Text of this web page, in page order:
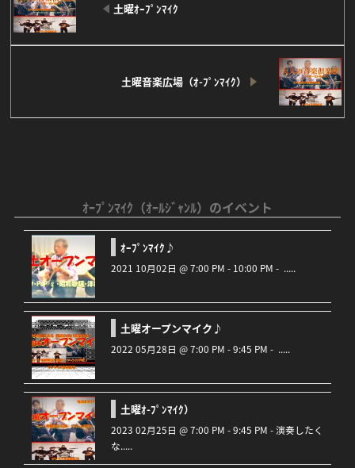
土曜ｵｰﾌﾟﾝﾏｲｸ
土曜音楽広場（ｵ-ﾌﾟﾝﾏｲｸ）
ｵｰﾌﾟﾝﾏｲｸ（ｵｰﾙｼﾞｬﾝﾙ）のイベント
ｵｰﾌﾟﾝﾏｲｸ♪
2021 10月02日 @ 7:00 PM - 10:00 PM - .....
土曜オープンマイク♪
2022 05月28日 @ 7:00 PM - 9:45 PM - .....
土曜ｵ-ﾌﾟﾝﾏｲｸ）
2023 02月25日 @ 7:00 PM - 9:45 PM - 演奏したく
な.....